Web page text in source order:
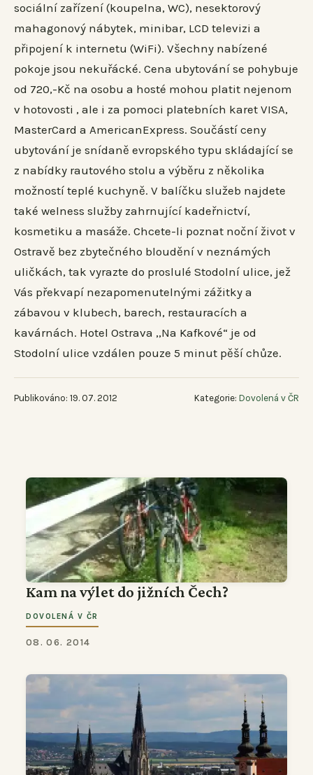
sociální zařízení (koupelna, WC), nesektorový
mahagonový nábytek, minibar, LCD televizi a
připojení k internetu (WiFi). Všechny nabízené
pokoje jsou nekuřácké. Cena ubytování se pohybuje
od 720,-Kč na osobu a hosté mohou platit nejenom
v hotovosti , ale i za pomoci platebních karet VISA,
MasterCard a AmericanExpress. Součástí ceny
ubytování je snídaně evropského typu skládající se
z nabídky rautového stolu a výběru z několika
možností teplé kuchyně. V balíčku služeb najdete
také welness služby zahrnující kadeřnictví,
kosmetiku a masáže. Chcete-li poznat noční život v
Ostravě bez zbytečného bloudění v neznámých
uličkách, tak vyrazte do proslulé Stodolní ulice, jež
Vás překvapí nezapomenutelnými zážitky a
zábavou v klubech, barech, restauracích a
kavárnách. Hotel Ostrava ,,Na Kafkové“ je od
Stodolní ulice vzdálen pouze 5 minut pěší chůze.
Publikováno: 19. 07. 2012 Kategorie: Dovolená v ČR
Kam na výlet do jižních Čech?
DOVOLENÁ V ČR
08. 06. 2014